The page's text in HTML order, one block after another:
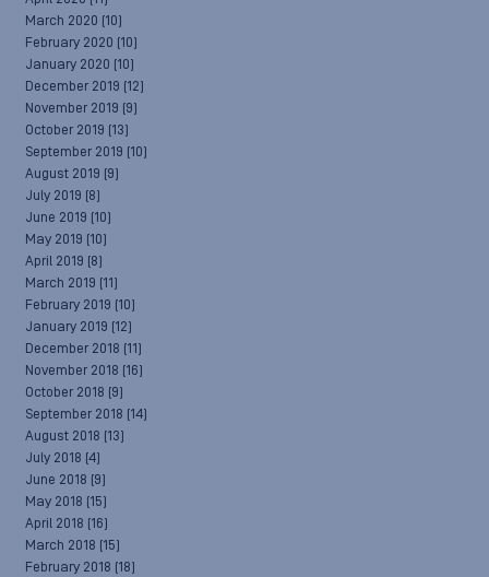
March 2020 (10)
February 2020 (10)
January 2020 (10)
December 2019 (12)
November 2019 (9)
October 2019 (13)
September 2019 (10)
August 2019 (9)
July 2019 (8)
June 2019 (10)
May 2019 (10)
April 2019 (8)
March 2019 (11)
February 2019 (10)
January 2019 (12)
December 2018 (11)
November 2018 (16)
October 2018 (9)
September 2018 (14)
August 2018 (13)
July 2018 (4)
June 2018 (9)
May 2018 (15)
April 2018 (16)
March 2018 (15)
February 2018 (18)